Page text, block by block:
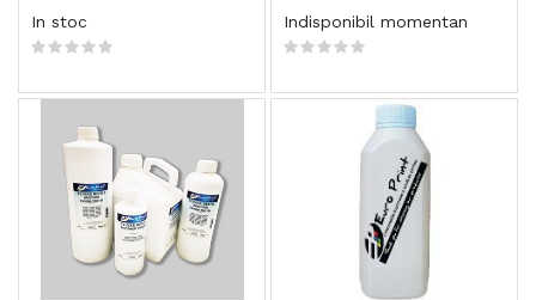
In stoc Indisponibil momentan